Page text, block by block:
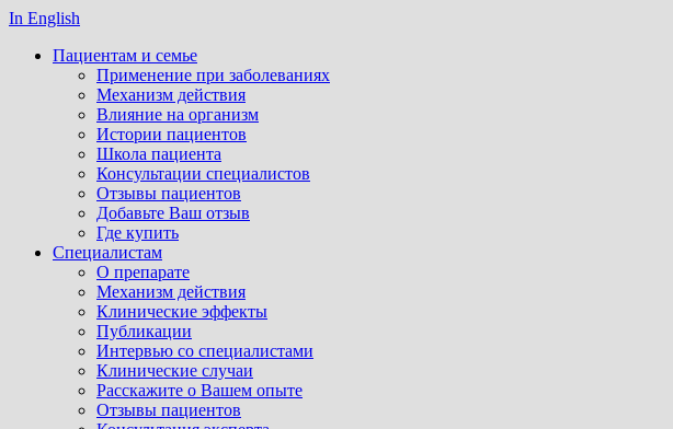
In English
Пациентам и семье
Применение при заболеваниях
Механизм действия
Влияние на организм
Истории пациентов
Школа пациента
Консультации специалистов
Отзывы пациентов
Добавьте Ваш отзыв
Где купить
Специалистам
О препарате
Механизм действия
Клинические эффекты
Публикации
Интервью со специалистами
Клинические случаи
Расскажите о Вашем опыте
Отзывы пациентов